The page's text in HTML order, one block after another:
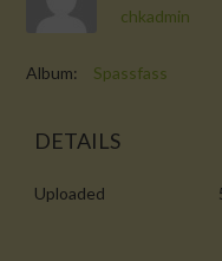
chkadmin
Album: Spassfass
DETAILS
Uploaded